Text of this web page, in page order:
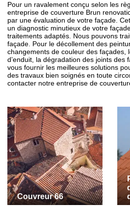
Pour un ravalement conçu selon les
entreprise de couverture Brun
par une évaluation de votre façade.
un diagnostic minutieux de votre
traitements adaptés. Nous pouvons
façade. Pour le décollement des
changements de couleur des façades,
d’enduit, la dégradation des joints des
vous fournir les meilleures solutions
des travaux bien soignés en toute
contacter notre entreprise de
Couvreur 66